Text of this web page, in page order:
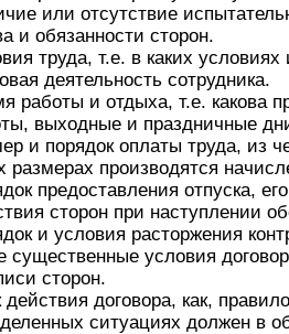
или отсутствие
и обязанности сторон.
труда, т.е. в каких
деятельность сотрудника.
работы и отдыха, т.е. какова
выходные и праздничные
и порядок оплаты труда, из
размерах производятся
предоставления отпуска,
сторон при наступлении
и условия расторжения
существенные условия
сторон.
действия договора, как,
ситуациях должен в